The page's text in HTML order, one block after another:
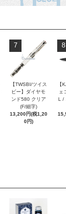
7
【TWSBI/ツイス
ビー】ダイヤモ
ンド580 クリア
(F/細字)
13,200円(税1,20
0円)
8
【
ェ
L /